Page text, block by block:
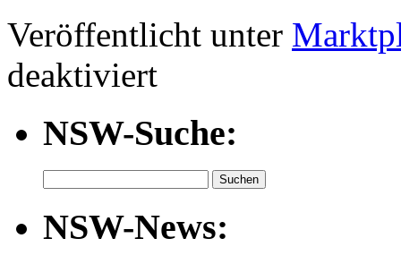
Veröffentlicht unter
deaktiviert
Energie
NSW-Suche:
nach:
NSW-News: